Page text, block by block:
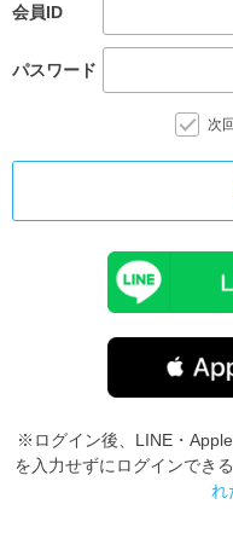
会員ID
パスワード
次
※ログイン後、LINE・
を入力せずにログインでき
れ